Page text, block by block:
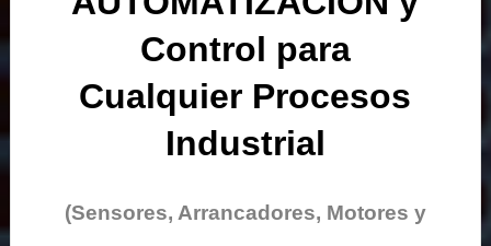
Control para
Cualquier Procesos
Industrial
(Sensores, Arrancadores, Motores y